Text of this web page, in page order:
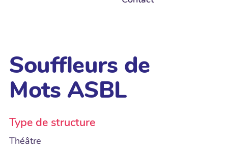
Souffleurs de
Mots ASBL
Type de structure
Théâtre